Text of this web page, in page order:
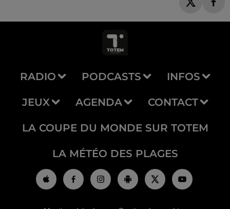
RADIO PODCASTS INFOS
JEUX AGENDA CONTACT
LA COUPE DU MONDE SUR TOTEM
LA MÉTÉO DES PLAGES